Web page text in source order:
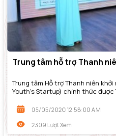
Trung tâm hỗ trợ Thanh
Trung tâm Hỗ trợ Thanh niên
Youth’s Startup) chính thức được
05/05/2020 12:58:00 AM
2309 Lượt Xem